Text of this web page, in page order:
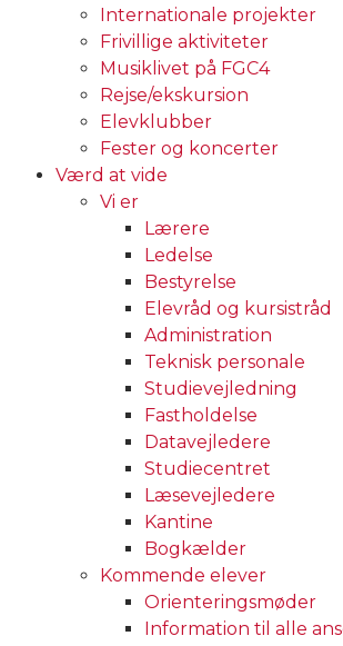
Internationale projekter
Frivillige aktiviteter
Musiklivet på FGC4
Rejse/ekskursion
Elevklubber
Fester og koncerter
Værd at vide
Vi er
Lærere
Ledelse
Bestyrelse
Elevråd og kursistråd
Administration
Teknisk personale
Studievejledning
Fastholdelse
Datavejledere
Studiecentret
Læsevejledere
Kantine
Bogkælder
Kommende elever
Orienteringsmøder
Information til alle